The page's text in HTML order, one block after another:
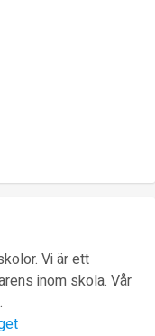
Vi är ett
inom skola. Vår